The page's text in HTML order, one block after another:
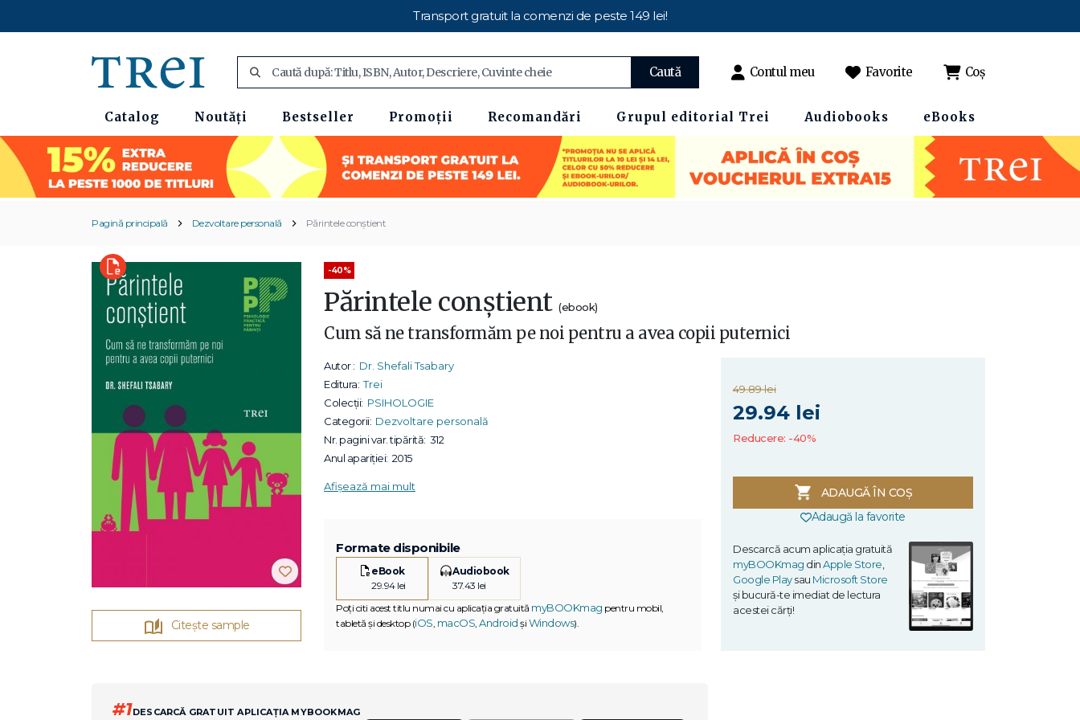
Transport gratuit la comenzi de peste 149 lei!
Caută Contul meu Favorite Coș
Catalog Noutăți Bestseller Promoții Recomandări Grupul editorial Trei Audiobooks eBooks
Pagină principală Dezvoltare personală Părintele conştient
Citește sample
-40%
Părintele conştient (ebook)
Cum să ne transformăm pe noi pentru a avea copii puternici
Autor : Dr. Shefali Tsabary
Editura: Trei
Colecții: PSIHOLOGIE
Categorii: Dezvoltare personală
Nr. pagini var. tipărită: 312
Anul apariției: 2015
Afișează mai mult
Formate disponibile
eBook
29.94 lei
Audiobook
37.43 lei
Poți citi acest titlu numai cu aplicația gratuită myBOOKmag pentru mobil,
tabletă și desktop (iOS macOS Android și Windows).
49.89 lei
29.94 lei
Reducere: -40%
ADAUGĂ ÎN COȘ
Adaugă la favorite
Descarcă acum aplicația gratuită
myBOOKmag dinApple Store
Google Playsau Microsoft Store
și bucură-te imediat de lectura
acestei cărți!
#1DESCARCĂ GRATUIT APLICAȚIA MYBOOKMAG